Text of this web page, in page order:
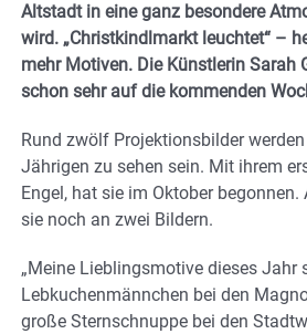
Altstadt in eine ganz besondere
wird. „Christkindlmarkt leuchtet“ –
mehr Motiven. Die Künstlerin Sarah
schon sehr auf die kommenden
Rund zwölf Projektionsbilder
Jährigen zu sehen sein. Mit ihrem
Engel, hat sie im Oktober
sie noch an zwei Bildern.
„Meine Lieblingsmotive dieses Jahr
Lebkuchenmännchen bei den
große Sternschnuppe bei den